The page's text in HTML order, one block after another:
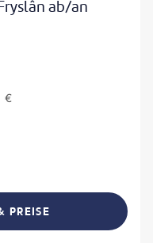
ab/an
€
PREISE